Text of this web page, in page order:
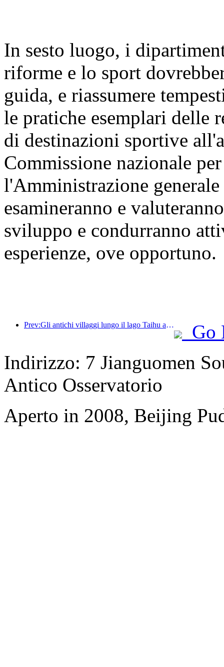
In sesto luogo, i
riforme e lo sport
guida, e riassumere
le pratiche esemplari delle
di destinazioni sportive
Commissione nazionale
l'Amministrazione
esamineranno e
sviluppo e condurranno
esperienze, ove opportuno.
Prev:Gli antichi villaggi lungo il lago Taihu a Huzhou, nella provincia dello Zhejiang, hanno avviato lavori di ristrutturazione e ammodernamento, con un investimento di quasi 1 miliardo di yuan.
Go
Indirizzo: 7 Jianguomen
Antico Osservatorio
Aperto in 2008, Beijing